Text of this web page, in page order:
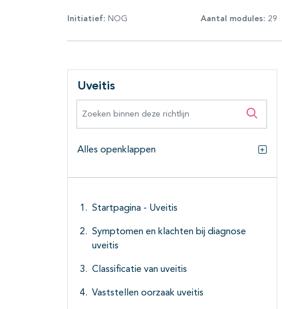
Initiatief: NOG Aantal modules: 29
Uveitis
Alles openklappen
Startpagina - Uveitis
Symptomen en klachten bij diagnose
uveitis
Classificatie van uveitis
Vaststellen oorzaak uveitis